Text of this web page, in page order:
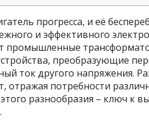
прогресса, и её
и эффективного
промышленные
преобразующие
ток другого напряжения.
отражая потребности
разнообразия – ключ к